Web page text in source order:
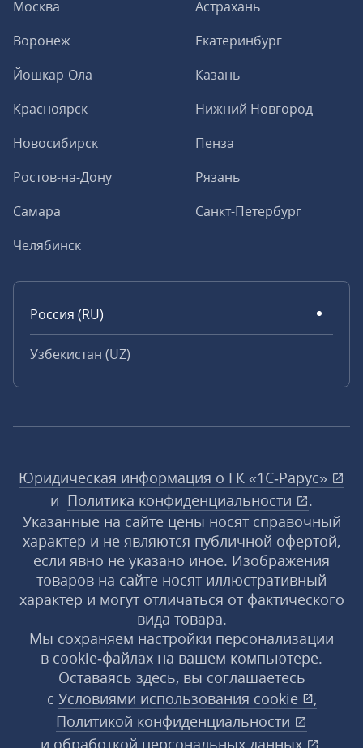
Москва
Астрахань
Воронеж
Екатеринбург
Йошкар-Ола
Казань
Красноярск
Нижний Новгород
Новосибирск
Пенза
Ростов-на-Дону
Рязань
Самара
Санкт-Петербург
Челябинск
Россия (RU)
Узбекистан (UZ)
Юридическая информация о ГК «1С‑Рарус»
и Политика конфиденциальности
.
Указанные на сайте цены носят справочный
характер и не являются публичной офертой,
если явно не указано иное. Изображения
товаров на сайте носят иллюстративный
характер и могут отличаться от фактического
вида товара.
Мы сохраняем настройки персонализации
в cookie‑файлах на вашем компьютере.
Оставаясь здесь, вы соглашаетесь
с Условиями использования cookie
,
Политикой конфиденциальности
и обработкой персональных данных